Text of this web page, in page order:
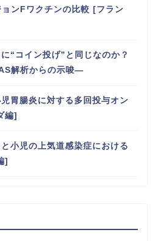
ンFワクチンの比較 [フラン
“コイン投げ”と同じなのか？
解析からの示唆―
胃腸炎に対する多回投与オン
編]
小児の上気道感染症における
]